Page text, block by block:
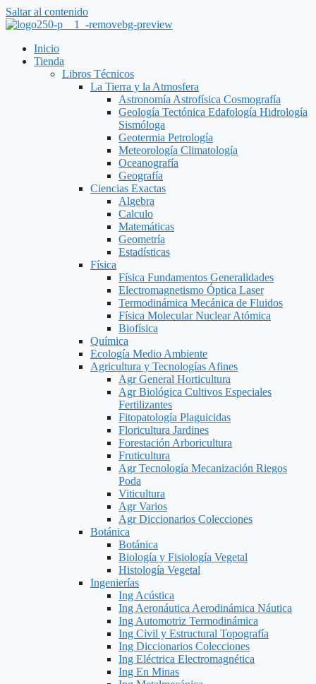
Saltar al contenido
Inicio
Tienda
Libros Técnicos
La Tierra y la Atmosfera
Astronomía Astrofísica Cosmografía
Geología Tectónica Edafología Hidrología
Sismóloga
Geotermia Petrología
Meteorología Climatología
Oceanografía
Geografía
Ciencias Exactas
Algebra
Calculo
Matemáticas
Geometría
Estadísticas
Física
Física Fundamentos Generalidades
Electromagnetismo Óptica Laser
Termodinámica Mecánica de Fluidos
Física Molecular Nuclear Atómica
Biofísica
Química
Ecología Medio Ambiente
Agricultura y Tecnologías Afines
Agr General Horticultura
Agr Biológica Cultivos Especiales
Fertilizantes
Fitopatología Plaguicidas
Floricultura Jardines
Forestación Arboricultura
Fruticultura
Agr Tecnología Mecanización Riegos
Poda
Viticultura
Agr Varios
Agr Diccionarios Colecciones
Botánica
Botánica
Biología y Fisiología Vegetal
Histología Vegetal
Ingenierías
Ing Acústica
Ing Aeronáutica Aerodinámica Náutica
Ing Automotriz Termodinámica
Ing Civil y Estructural Topografía
Ing Diccionarios Colecciones
Ing Eléctrica Electromagnética
Ing En Minas